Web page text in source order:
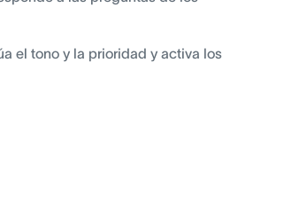
el tono y la prioridad y activa los